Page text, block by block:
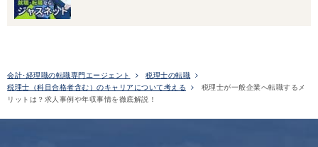
会計･経理職の転職専門エージェント
税理士の転職
税理士（科目合格者含む）のキャリアについて考える
税理士が一般企業へ転職するメ
リットは？求人事例や年収事情を徹底解説！